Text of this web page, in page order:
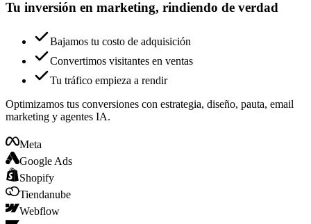
Tu inversión en marketing, rindiendo de verdad
Bajamos tu costo de adquisición
Convertimos visitantes en ventas
Tu tráfico empieza a rendir
Optimizamos tus conversiones con estrategia, diseño, pauta, email
marketing y agentes IA.
Meta
Google Ads
Shopify